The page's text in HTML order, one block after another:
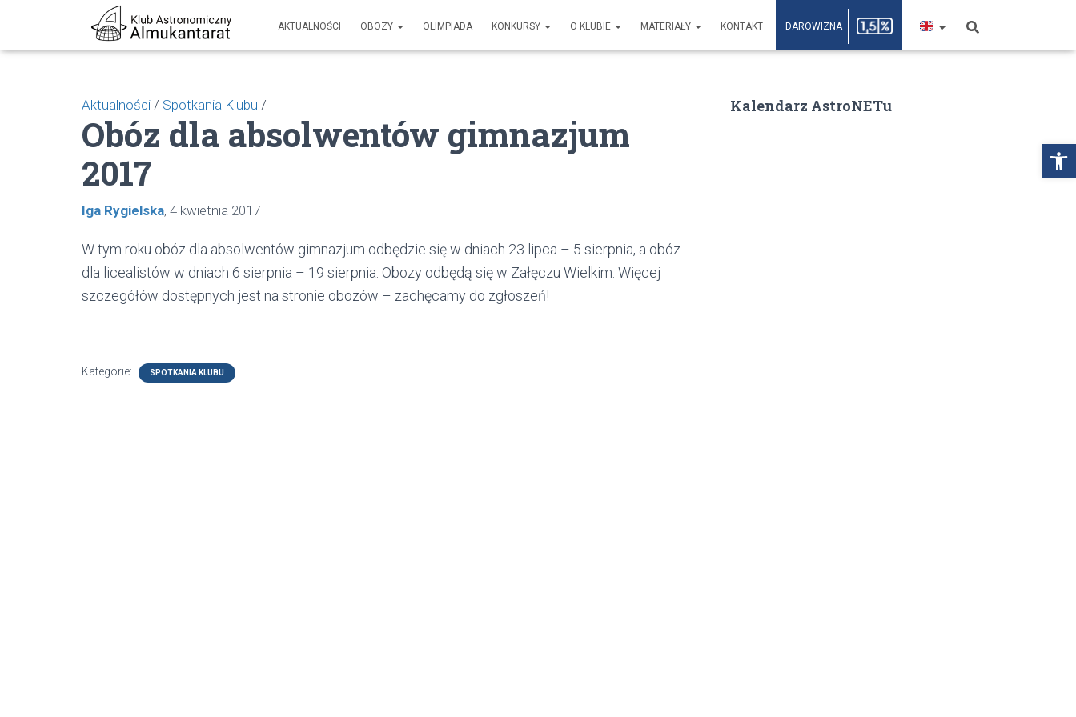
Open toolbar
AKTUALNOŚCI OBOZY OLIMPIADA KONKURSY O KLUBIE MATERIAŁY KONTAKT DAROWIZNA
Aktualności / Spotkania Klubu /
Obóz dla absolwentów gimnazjum
2017
Iga Rygielska 4 kwietnia 2017
W tym roku obóz dla absolwentów gimnazjum odbędzie się w dniach 23 lipca – 5 sierpnia, a obóz
dla licealistów w dniach 6 sierpnia – 19 sierpnia. Obozy odbędą się w Załęczu Wielkim. Więcej
szczegółów dostępnych jest na stronie obozów – zachęcamy do zgłoszeń!
Kategorie: SPOTKANIA KLUBU
Kalendarz AstroNETu